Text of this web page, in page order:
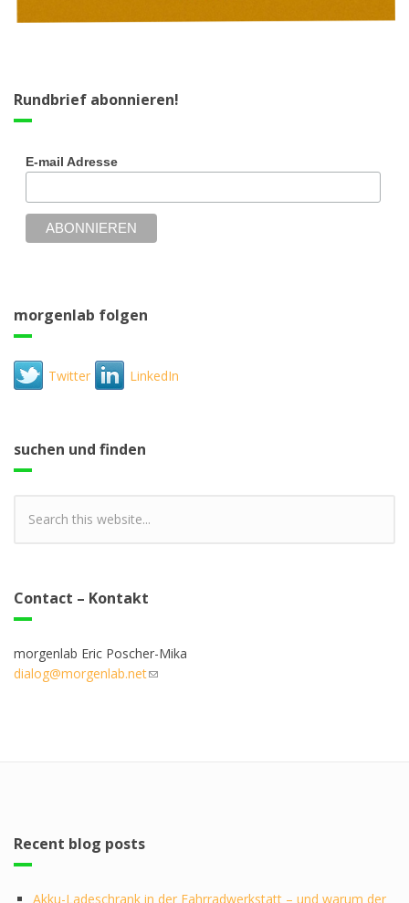
Rundbrief abonnieren!
E-mail Adresse
morgenlab folgen
Twitter LinkedIn
suchen und finden
Contact – Kontakt
morgenlab Eric Poscher-Mika
dialog@morgenlab.net(link sends e-mail)
Recent blog posts
Akku-Ladeschrank in der Fahrradwerkstatt – und warum der